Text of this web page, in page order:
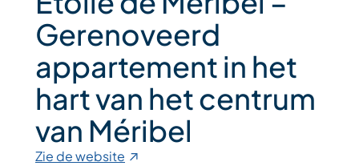
Gerenoveerd
appartement in het
hart van het centrum
van Méribel
Zie de website